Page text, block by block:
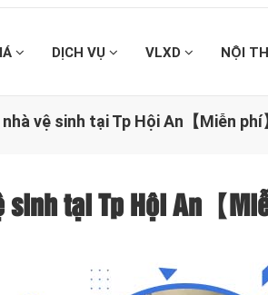
DỊCH VỤ VLXD NỘI
vệ sinh tại Tp Hội An【Miễn phí
tại Tp Hội An【